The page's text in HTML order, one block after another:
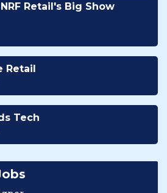
Retail's Big Show
Retail
Tech